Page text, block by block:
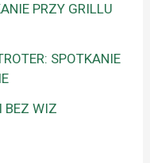
PRZY GRILLU
SPOTKANIE
BEZ WIZ